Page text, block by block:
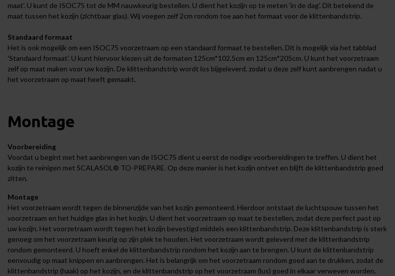
maat'. U kunt de ISOC75 tot de MM nauwkeurig bestellen. U dient het kozijn op te meten 'in de dag'. Dit betekend de
maat tussen het kozijn (zichtbaar glas). Wij voegen zelf 2cm rondom toe aan het formaat voor de klittenbandstrip.
Standaard formaat
Het is ook mogelijk om een ISOC75 voorzetraam op een standaard formaat te bestellen. Dit is mogelijk via het tabblad
'Standaard formaat'. U kunt hiervoor kiezen uit de formaten 125cm*102.5cm en 125cm*205cm. U kunt het voorzetraam
zelf op maat maken voor uw kozijn. De klittenbandstrip wordt los bijgeleverd, zodat u deze zelf kunt aanbrengen nadat u
het voorzetraam op maat heeft gemaakt.
Montage
Voorbereiding
Voordat u begint met het aanbrengen van de ISOC75 dient u eerst de nodige voorbereidingen te treffen. U dient het
kozijn te reinigen met SCALASOL® TO-PREPARE. Op deze manier is het kozijn ontvet en blijft de klittenbandstrip goed
zitten.
Montage
Het voorzetraam wordt tegen de binnenzijde van het kozijn gemonteerd. Hierdoor ontstaat de luchtspouw tussen het
voorzetraam en het huidige glas in het kozijn. U dient het voorzetraam op maat te bestellen, zodat deze perfect past op
uw kozijn. Het voorzetraam wordt tegen het kozijn bevestigd middels een klittenbandstrip. Deze klittenbandstrip is sterk
genoeg om het voorzetraam keurig op zijn plek te houden. Het voorzetraam wordt geleverd met de klittenbandstrip
rondom gemonteerd. U hoeft enkel de klittenbandstrip rondom het kozijn aan te brengen. U kunt de klittenbandstrip
eenvoudig op maat knippen en aanbrengen. Het is belangrijk om het voorzetraam rondom goed aan te drukken, zodat de
klittenbandstrip (haak) op het kozijn, en de klittenbandstrip op het voorzetraam (lus) goed in elkaar verweven worden.